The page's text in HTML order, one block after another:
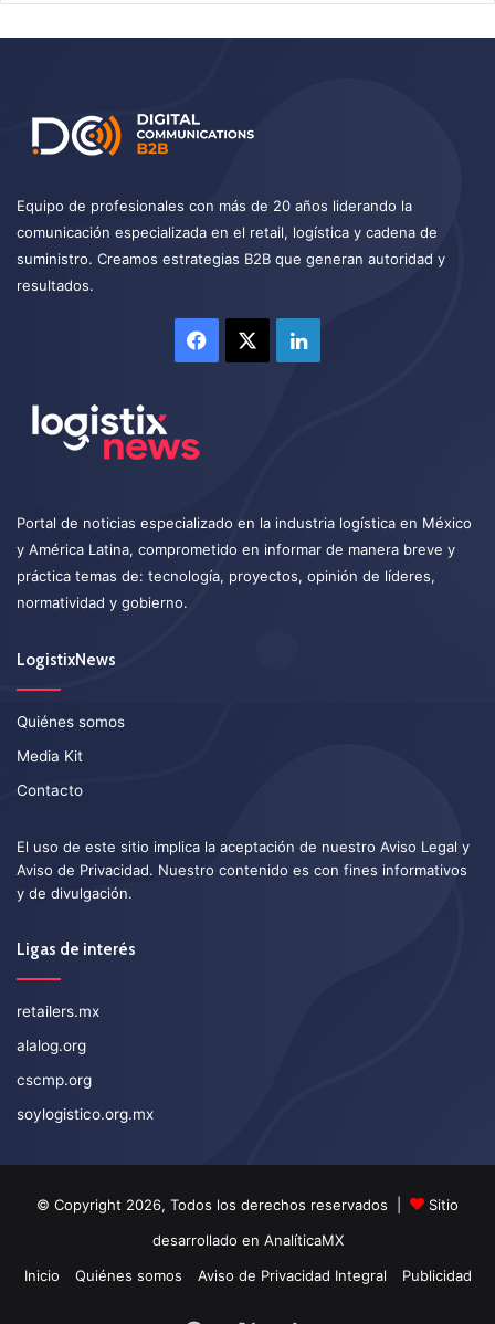
Equipo de profesionales con más de 20 años liderando la
comunicación especializada en el retail, logística y cadena de
suministro. Creamos estrategias B2B que generan autoridad y
resultados.
Facebook LinkedIn
Portal de noticias especializado en la industria logística en México
y América Latina, comprometido en informar de manera breve y
práctica temas de: tecnología, proyectos, opinión de líderes,
normatividad y gobierno.
LogistixNews
Quiénes somos
Media Kit
Contacto
El uso de este sitio implica la aceptación de nuestro Aviso Legal y
Aviso de Privacidad. Nuestro contenido es con fines informativos
y de divulgación.
Ligas de interés
retailers.mx
alalog.org
cscmp.org
soylogistico.org.mx
© Copyright 2026, Todos los derechos reservados |
Sitio
desarrollado en AnalíticaMX
Inicio
Quiénes somos Aviso de Privacidad Integral Publicidad